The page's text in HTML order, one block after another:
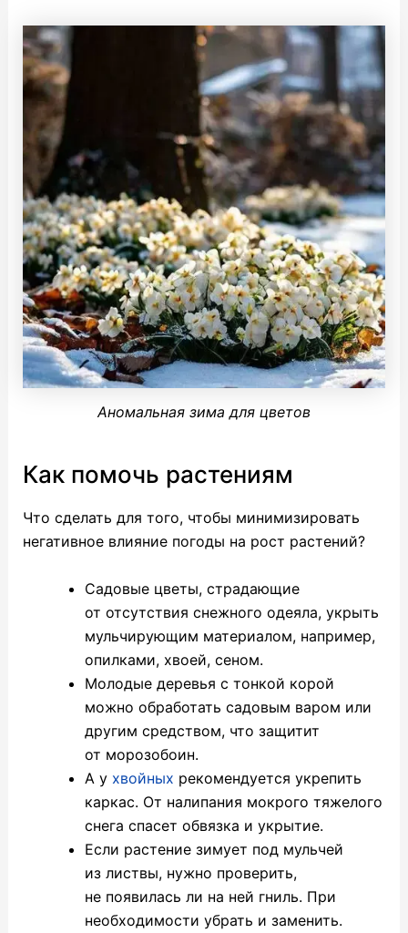
Аномальная зима для цветов
Как помочь растениям
Что сделать для того, чтобы минимизировать
негативное влияние погоды на рост растений?
Садовые цветы, страдающие
от отсутствия снежного одеяла, укрыть
мульчирующим материалом, например,
опилками, хвоей, сеном.
Молодые деревья с тонкой корой
можно обработать садовым варом или
другим средством, что защитит
от морозобоин.
А у хвойных рекомендуется укрепить
каркас. От налипания мокрого тяжелого
снега спасет обвязка и укрытие.
Если растение зимует под мульчей
из листвы, нужно проверить,
не появилась ли на ней гниль. При
необходимости убрать и заменить.